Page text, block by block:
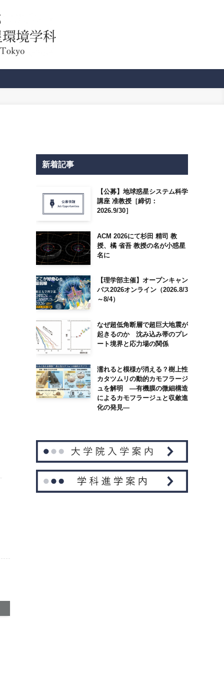
新着記事
【公募】地球惑星システム科学
講座 准教授［締切：
2026.9/30］
ACM 2026にて杉田 精司 教
授、橘 省吾 教授の名が小惑星
名に
【理学部主催】オープンキャン
パス2026オンライン（2026.8/3
～8/4）
なぜ超低角断層で超巨大地震が
起きるのか 沈み込み帯のプレ
ート境界と応力場の関係
濡れると模様が消える？樹上性
カタツムリの動的カモフラージ
ュを解明 ―有機膜の微細構造
によるカモフラージュと収斂進
化の発見―